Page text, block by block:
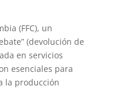
(FFC), un
(devolución de
en servicios
esenciales para
la producción